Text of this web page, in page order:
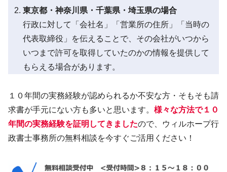
東京都・神奈川県・千葉県・埼玉県の場合
行政に対して「会社名」「営業所の住所」「当時の
代表取締役」を伝えることで、その会社がいつから
いつまで許可を取得していたのかの情報を提供して
もらえる場合があります。
１０年間の実務経験が認められるか不安な方・そもそも請
求書が手元にない方も多いと思います。 様々な方法で１０
年間の実務経験を証明してきましたので、ウィルホープ行
政書士事務所の無料相談を今すぐご活用ください！